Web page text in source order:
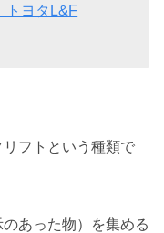
トヨタL&F
フトという種類で
あった物）を集める